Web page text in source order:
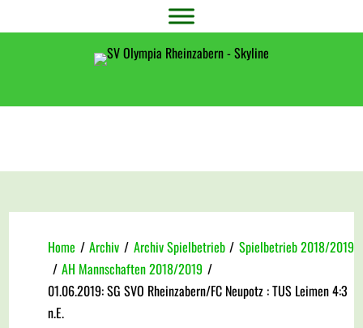
Home / Archiv / Archiv Spielbetrieb / Spielbetrieb 2018/2019
/ AH Mannschaften 2018/2019 /
01.06.2019: SG SVO Rheinzabern/FC Neupotz : TUS Leimen 4:3
n.E.